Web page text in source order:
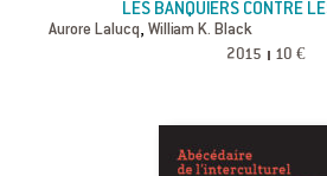
LES BANQUIERS CONTRE
Aurore Lalucq, William K. Black
2015 10 €